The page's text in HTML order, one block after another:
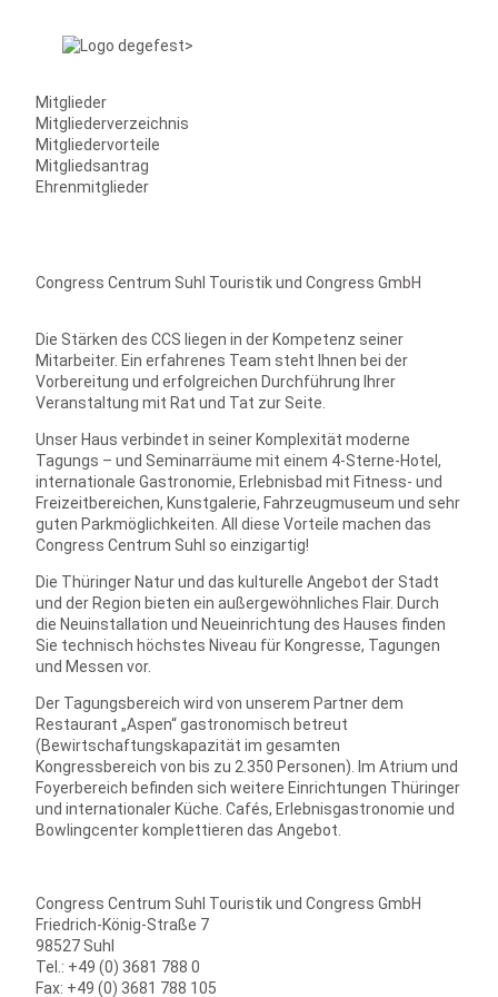
Mitglieder
Mitgliederverzeichnis
Mitgliedervorteile
Mitgliedsantrag
Ehrenmitglieder
Congress Centrum Suhl Touristik und Congress GmbH
Die Stärken des CCS liegen in der Kompetenz seiner
Mitarbeiter. Ein erfahrenes Team steht Ihnen bei der
Vorbereitung und erfolgreichen Durchführung Ihrer
Veranstaltung mit Rat und Tat zur Seite.
Unser Haus verbindet in seiner Komplexität moderne
Tagungs – und Seminarräume mit einem 4-Sterne-Hotel,
internationale Gastronomie, Erlebnisbad mit Fitness- und
Freizeitbereichen, Kunstgalerie, Fahrzeugmuseum und sehr
guten Parkmöglichkeiten. All diese Vorteile machen das
Congress Centrum Suhl so einzigartig!
Die Thüringer Natur und das kulturelle Angebot der Stadt
und der Region bieten ein außergewöhnliches Flair. Durch
die Neuinstallation und Neueinrichtung des Hauses finden
Sie technisch höchstes Niveau für Kongresse, Tagungen
und Messen vor.
Der Tagungsbereich wird von unserem Partner dem
Restaurant „Aspen“ gastronomisch betreut
(Bewirtschaftungskapazität im gesamten
Kongressbereich von bis zu 2.350 Personen). Im Atrium und
Foyerbereich befinden sich weitere Einrichtungen Thüringer
und internationaler Küche. Cafés, Erlebnisgastronomie und
Bowlingcenter komplettieren das Angebot.
Congress Centrum Suhl Touristik und Congress GmbH
Friedrich-König-Straße 7
98527 Suhl
Tel.: +49 (0) 3681 788 0
Fax: +49 (0) 3681 788 105